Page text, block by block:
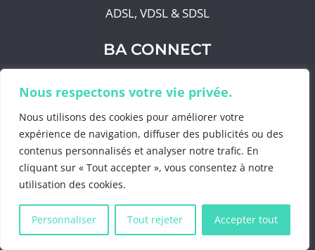
Nous respectons votre vie privée.
Nous utilisons des cookies pour améliorer votre
expérience de navigation, diffuser des publicités ou des
contenus personnalisés et analyser notre trafic. En
cliquant sur « Tout accepter », vous consentez à notre
utilisation des cookies.
Personnaliser Tout rejeter Accepter tout
ADSL, VDSL & SDSL
BA CONNECT
Nos engagements
Notre équipe
Le groupe BA INFO
Devenir partenaire
NOUS CONTACTER